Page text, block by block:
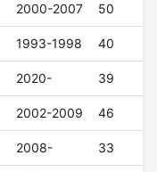
2000-2007 50
1993-1998 40
2020- 39
2002-2009 46
2008- 33